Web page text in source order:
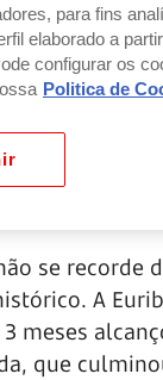
se
A
meses
que
para fins
elaborado a
configurar os
Politica de